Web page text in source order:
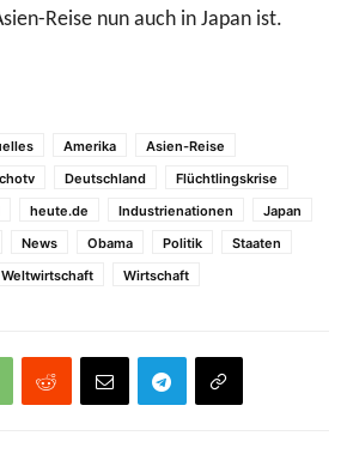
Reise nun auch in Japan ist.
Amerika
Asien-Reise
Deutschland
Flüchtlingskrise
heute.de Industrienationen
Japan
News Obama Politik
Staaten
Weltwirtschaft Wirtschaft